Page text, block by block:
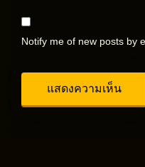
Notify me of new posts by